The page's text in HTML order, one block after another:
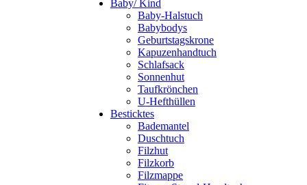
Baby/ Kind
Baby-Halstuch
Babybodys
Geburtstagskrone
Kapuzenhandtuch
Schlafsack
Sonnenhut
Taufkrönchen
U-Hefthüllen
Besticktes
Bademantel
Duschtuch
Filzhut
Filzkorb
Filzmappe